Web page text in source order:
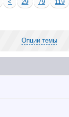
< 29 79
119
Опции темы